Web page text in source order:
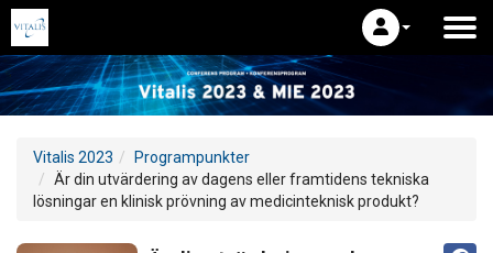
Vitalis 2023
Programpunkter
Är din utvärdering av dagens eller framtidens tekniska
lösningar en klinisk prövning av medicinteknisk produkt?